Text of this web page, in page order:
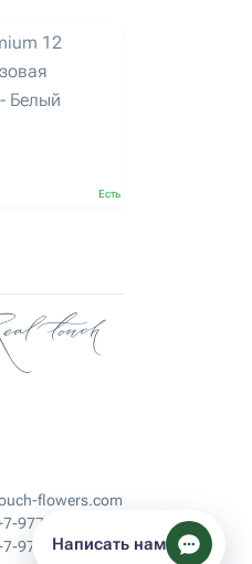
12
Белый
Есть
flowers.com
977-360-30-30
977-360-50-50
Написать нам